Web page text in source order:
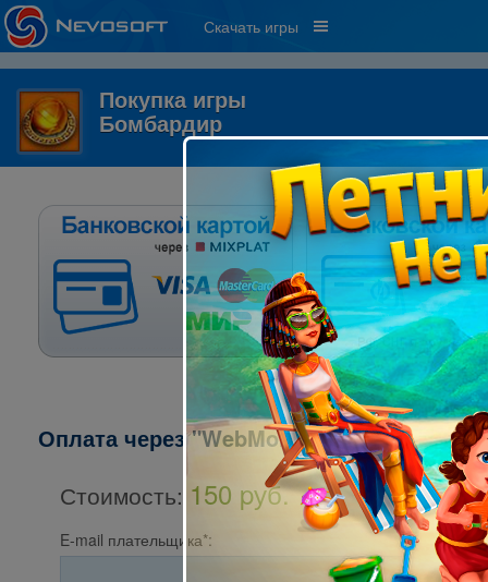
Скачать игры
Покупка игры
Бомбардир
Оплата через "WebMoney":
Стоимость: 150 pуб.
E-mail плательщика*: